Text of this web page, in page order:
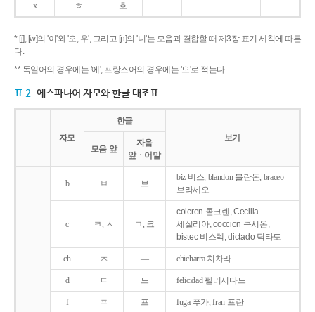
x ㅎ 흐
* [j], [w]의 '이'와 '오, 우', 그리고 [ɲ]의 '니'는 모음과 결합할 때 제3장 표기 세칙에 따른
다.
** 독일어의 경우에는 '에', 프랑스어의 경우에는 '으'로 적는다.
표 2 에스파냐어 자모와 한글 대조표
자모
한글
보기
모음 앞
자음
앞ㆍ어말
b ㅂ 브
biz 비스, blandon 블란돈, braceo
브라세오
c ㅋ, ㅅ ㄱ, 크
colcren 콜크렌, Cecilia
세실리아, coccion 콕시온,
bistec 비스텍, dictado 딕타도
ch ㅊ ― chicharra 치차라
d ㄷ 드 felicidad 펠리시다드
f ㅍ 프 fuga 푸가, fran 프란